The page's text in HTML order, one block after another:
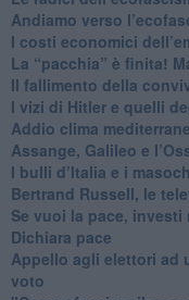
Andiamo verso
I costi economici
​La “pacchia” è finita!
​Il fallimento della
​I vizi di Hitler e quelli
Addio clima
​Assange, Galileo e
​I bulli d’Italia e i
​Bertrand Russell, le
​Se vuoi la pace,
​Dichiara pace
​Appello agli elettori ad
voto